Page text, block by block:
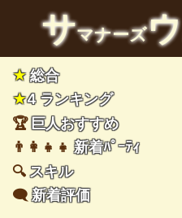
サマナーズウ
★総合
★4 ランキング
🏆巨人おすすめ
👨‍👩‍👧‍👧新着ﾊﾟｰﾃｨ
🔍スキル
🗨️新着評価